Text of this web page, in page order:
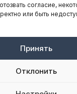
согласие,
или быть
Принять
Отклонить